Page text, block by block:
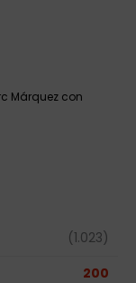
Márquez con
(1.023)
200